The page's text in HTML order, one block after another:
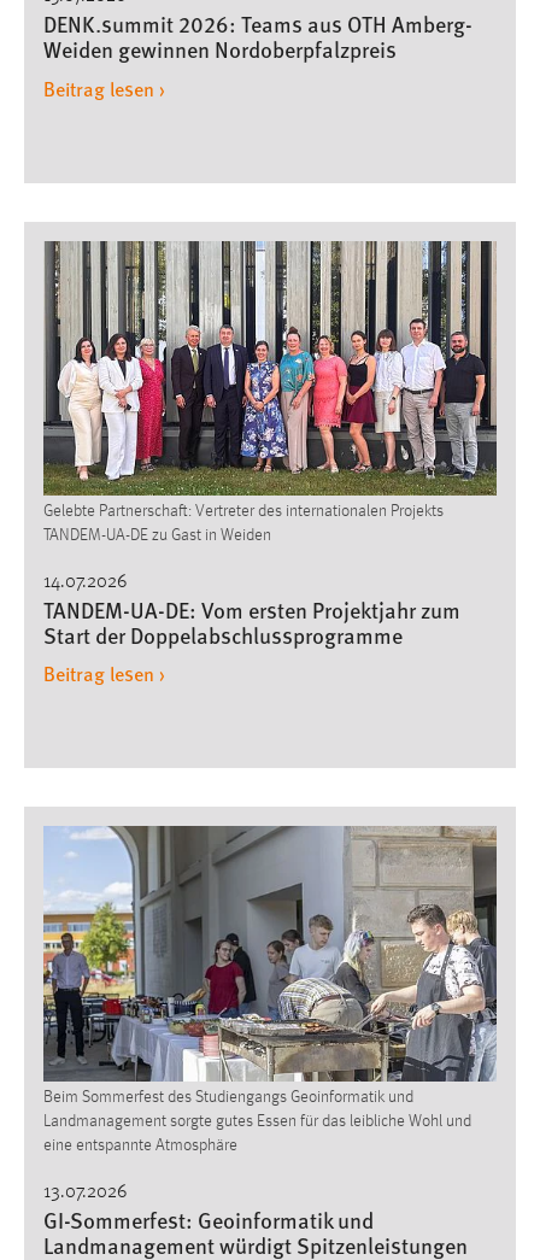
DENK.summit 2026: Teams aus OTH Amberg-
Weiden gewinnen Nordoberpfalzpreis
Beitrag lesen ›
Gelebte Partnerschaft: Vertreter des internationalen Projekts
TANDEM-UA-DE zu Gast in Weiden
14.07.2026
TANDEM-UA-DE: Vom ersten Projektjahr zum
Start der Doppelabschlussprogramme
Beitrag lesen ›
Beim Sommerfest des Studiengangs Geoinformatik und
Landmanagement sorgte gutes Essen für das leibliche Wohl und
eine entspannte Atmosphäre
13.07.2026
GI-Sommerfest: Geoinformatik und
Landmanagement würdigt Spitzenleistungen